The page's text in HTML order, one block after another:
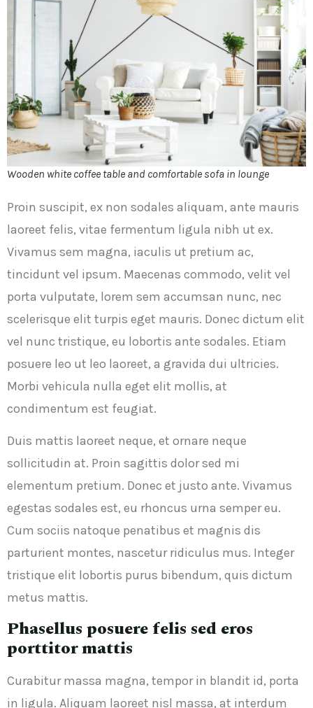
Wooden white coffee table and comfortable sofa in lounge
Proin suscipit, ex non sodales aliquam, ante mauris
laoreet felis, vitae fermentum ligula nibh ut ex.
Vivamus sem magna, iaculis ut pretium ac,
tincidunt vel ipsum. Maecenas commodo, velit vel
porta vulputate, lorem sem accumsan nunc, nec
scelerisque elit turpis eget mauris. Donec dictum elit
vel nunc tristique, eu lobortis ante sodales. Etiam
posuere leo ut leo laoreet, a gravida dui ultricies.
Morbi vehicula nulla eget elit mollis, at
condimentum est feugiat.
Duis mattis laoreet neque, et ornare neque
sollicitudin at. Proin sagittis dolor sed mi
elementum pretium. Donec et justo ante. Vivamus
egestas sodales est, eu rhoncus urna semper eu.
Cum sociis natoque penatibus et magnis dis
parturient montes, nascetur ridiculus mus. Integer
tristique elit lobortis purus bibendum, quis dictum
metus mattis.
Phasellus posuere felis sed eros
porttitor mattis
Curabitur massa magna, tempor in blandit id, porta
in ligula. Aliquam laoreet nisl massa, at interdum